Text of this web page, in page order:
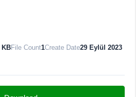
KBFile Count1Create Date29 Eylül 2023